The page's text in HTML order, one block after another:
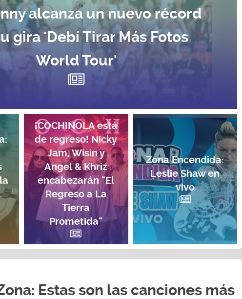
alcanza un nuevo récord
gira 'Debí Tirar Más Fotos
World Tour'
¡COCHINOLA está
de regreso! Nicky
Jam, Wisin y
Angel & Khriz
encabezarán "El
Regreso a La
Tierra
Prometida"
Zona Encendida:
Leslie Shaw en
vivo
Estas son las canciones más